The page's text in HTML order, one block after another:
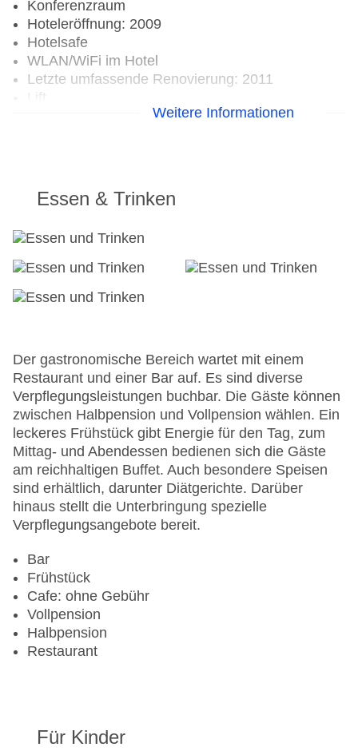
Konferenzraum
Hoteleröffnung: 2009
Hotelsafe
WLAN/WiFi im Hotel
Letzte umfassende Renovierung: 2011
Lift
Anzahl der Konferenzräume: 1
Sonnenterrasse
Gesamtanzahl der Zimmer: 72
Zahlungsarten: Mastercard, Visa
Landeskategorie: 4 Sterne
Weitere Informationen
Essen & Trinken
Der gastronomische Bereich wartet mit einem
Restaurant und einer Bar auf. Es sind diverse
Verpflegungsleistungen buchbar. Die Gäste können
zwischen Halbpension und Vollpension wählen. Ein
leckeres Frühstück gibt Energie für den Tag, zum
Mittag- und Abendessen bedienen sich die Gäste
am reichhaltigen Buffet. Auch besondere Speisen
sind erhältlich, darunter Diätgerichte. Darüber
hinaus stellt die Unterbringung spezielle
Verpflegungsangebote bereit.
Bar
Frühstück
Cafe: ohne Gebühr
Vollpension
Halbpension
Restaurant
Für Kinder